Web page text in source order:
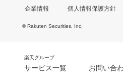
企業情報 個人情報保護方針
© Rakuten Securities, Inc.
楽天グループ
サービス一覧 お問い合